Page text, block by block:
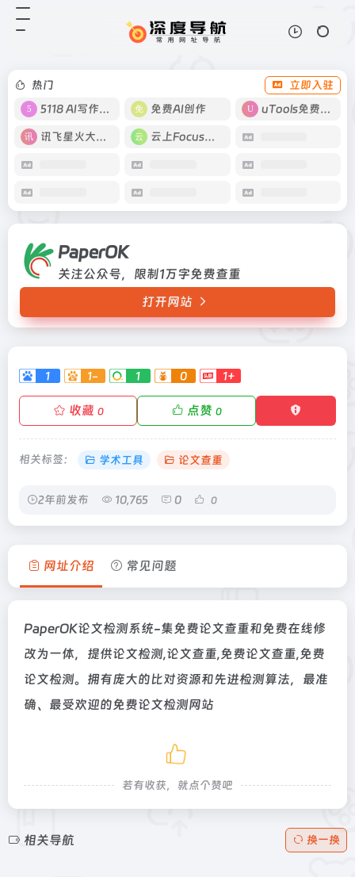
热门
立即入驻
5118 AI写作工具
免费AI创作 uTools免费工具箱
讯飞星火大模型 云上Focus接码
PaperOK
关注公众号，限制1万字免费查重
打开网站
1 1- 1 0 1+
收藏 0 点赞 0
相关标签： 学术工具 论文查重
2年前发布 10,765 0 0
网址介绍 常见问题
PaperOK论文检测系统-集免费论文查重和免费在线修
改为一体，提供论文检测,论文查重,免费论文查重,免费
论文检测。拥有庞大的比对资源和先进检测算法，最准
确、最受欢迎的免费论文检测网站
若有收获，就点个赞吧
相关导航 换一换